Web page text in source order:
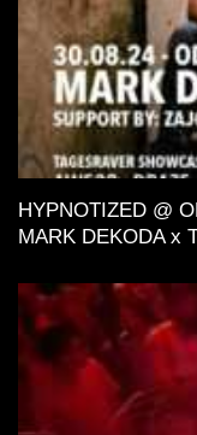
HYPNOTIZED @
MARK DEKODA x